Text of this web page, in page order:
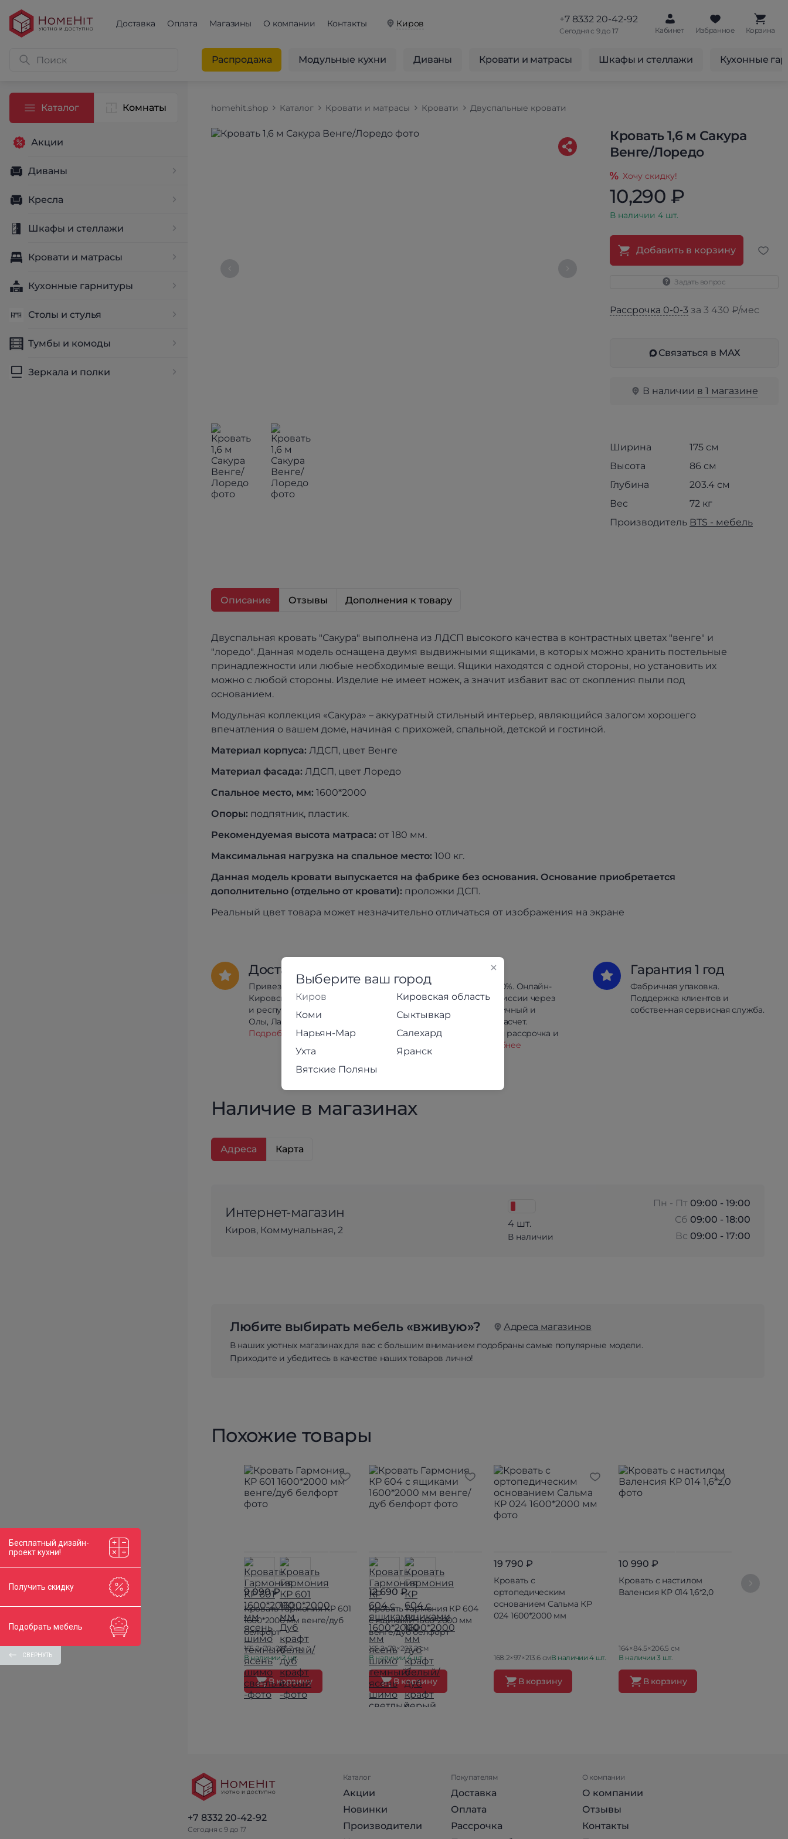
Доставка Оплата Магазины О компании Контакты Киров +7 8332 20-42-92
Сегодня с 9 до 17 Кабинет Избранное Корзина
Распродажа Модульные кухни Диваны Кровати и матрасы Шкафы и стеллажи Кухонные
Каталог Комнаты
Акции
Диваны
Кресла
Шкафы и стеллажи
Кровати и матрасы
Кухонные гарнитуры
Столы и стулья
Тумбы и комоды
Зеркала и полки
homehit.shop Каталог Кровати и матрасы Кровати Двуспальные кровати
Кровать 1,6 м Сакура
Венге/Лоредо
Хочу скидку!
10,290 ₽
В наличии 4 шт.
Добавить в корзину
Задать вопрос
Рассрочка 0-0-3 за 3 430 ₽/мес
Связаться в МАХ
В наличии в 1 магазине
Ширина
175 см
Высота
86 см
Глубина
203.4 см
Вес
72 кг
Производитель BTS - мебель
Описание Отзывы Дополнения к товару
Двуспальная кровать "Сакура" выполнена из ЛДСП высокого качества в контрастных цветах "венге" и
"лоредо". Данная модель оснащена двумя выдвижными ящиками, в которых можно хранить постельные
принадлежности или любые необходимые вещи. Ящики находятся с одной стороны, но установить их
можно с любой стороны. Изделие не имеет ножек, а значит избавит вас от скопления пыли под
основанием.
Модульная коллекция «Сакура» – аккуратный стильный интерьер, являющийся залогом хорошего
впечатления о вашем доме, начиная с прихожей, спальной, детской и гостиной.
Материал корпуса: ЛДСП, цвет Венге
Материал фасада: ЛДСП, цвет Лоредо
Спальное место, мм: 1600*2000
Опоры: подпятник, пластик.
Рекомендуемая высота матраса: от 180 мм.
Максимальная нагрузка на спальное место: 100 кг.
Данная модель кровати выпускается на фабрике без основания. Основание приобретается
дополнительно (отдельно от кровати): проложки ДСП.
Реальный цвет товара может незначительно отличаться от изображения на экране
Доставка
Привезём в любой район
Кировской области
и республики Коми, Йошкар-
Олы, Лабытнанги и Салехарда.
Подробнее
Предоплата 100%. Онлайн-
оплата без комиссии через
Сбербанк. Наличный и
безналичный расчет.
Беспроцентная рассрочка и
Подробнее
Гарантия 1 год
Фабричная упаковка.
Поддержка клиентов и
собственная сервисная служба.
Наличие в магазинах
Адреса Карта
Интернет-магазин
Киров, Коммунальная, 2
4 шт.
В наличии
Пн - Пт 09:00 - 19:00
Сб 09:00 - 18:00
Вс 09:00 - 17:00
Любите выбирать мебель «вживую»? Адреса магазинов
В наших уютных магазинах для вас с большим вниманием подобраны самые популярные модели.
Приходите и убедитесь в качестве наших товаров лично!
Похожие товары
9 090 ₽
Кровать Гармония КР 601
1600*2000 мм венге/дуб
белфорт
165.2×70×203.2 см
В наличии 2 шт.
В корзину
12 690 ₽
Кровать Гармония КР 604
с ящиками 1600*2000 мм
венге/дуб белфорт
165.2×78×203.2 см
В наличии 4 шт.
В корзину
19 790 ₽
Кровать с
ортопедическим
основанием Сальма КР
024 1600*2000 мм
168.2×97×213.6 смВ наличии 4 шт.
В корзину
10 990 ₽
Кровать с настилом
Валенсия КР 014 1,6*2,0
164×84.5×206.5 см
В наличии 3 шт.
В корзину
Выберите ваш город
Киров
Кировская область
Коми
Сыктывкар
Нарьян-Мар
Салехард
Ухта
Яранск
Вятские Поляны
+7 8332 20-42-92
Сегодня с 9 до 17
Каталог
Акции
Новинки
Производители
Покупателям
Доставка
Оплата
Рассрочка
О компании
О компании
Отзывы
Контакты
Бесплатный дизайн-
проект кухни!
Получить скидку
Подобрать мебель
СВЕРНУТЬ